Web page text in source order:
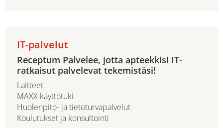
IT-palvelut
Receptum Palvelee, jotta apteekkisi IT-
ratkaisut palvelevat tekemistäsi!
Laitteet
MAXX käyttötuki
Huolenpito- ja tietoturvapalvelut
Koulutukset ja konsultointi